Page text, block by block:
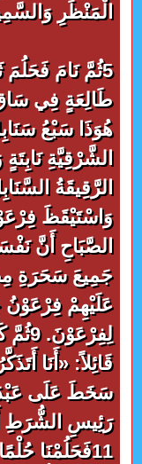
الْمَنْظَرِ
5ثُمَّ نَامَ
هُوَذَا سَبْعُ
الرَّقِيقَةُ
الصَّبَاحِ أَنَّ
جَمِيعَ سَحَرَةِ
عَلَيْهِمْ فِرْعَوْنُ
سَخَطَ عَلَى
رَئِيسِ الشُّرَطِ
11فَحَلُمْنَا